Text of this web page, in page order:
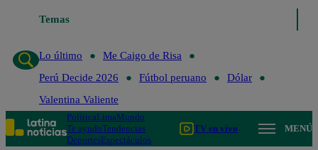
Temas
Lo último
Me Caigo de Risa
Perú Decide 2026
Fútbol peruano
Dólar
Valentina Valiente
PolíticaLimaMundo
Te ayudoTendencias
DeportesEspectáculos
TV en vivo MENÚ